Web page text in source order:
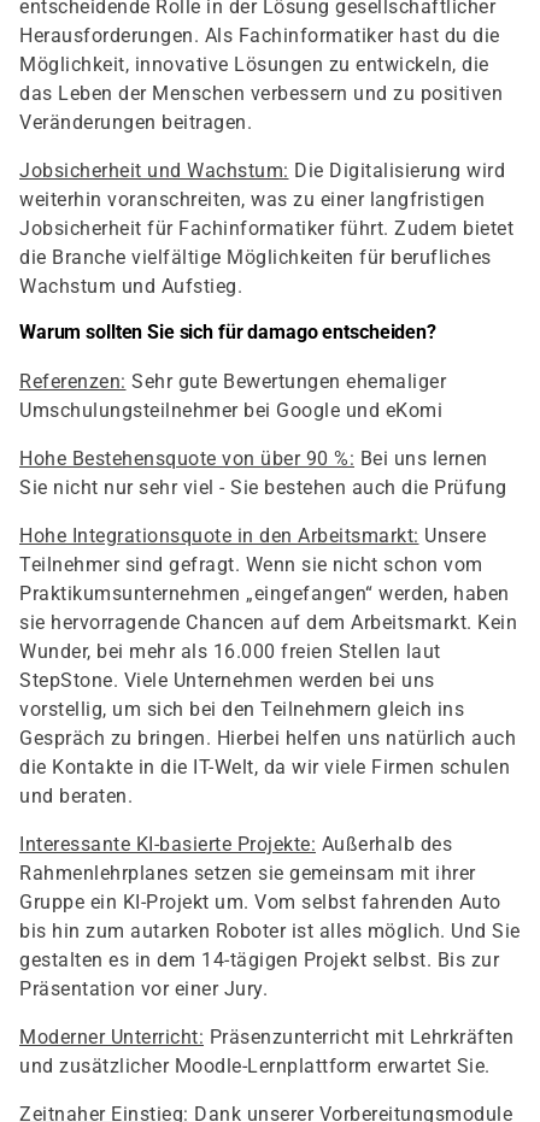
entscheidende Rolle in der Lösung gesellschaftlicher
Herausforderungen. Als Fachinformatiker hast du die
Möglichkeit, innovative Lösungen zu entwickeln, die
das Leben der Menschen verbessern und zu positiven
Veränderungen beitragen.
Jobsicherheit und Wachstum: Die Digitalisierung wird
weiterhin voranschreiten, was zu einer langfristigen
Jobsicherheit für Fachinformatiker führt. Zudem bietet
die Branche vielfältige Möglichkeiten für berufliches
Wachstum und Aufstieg.
Warum sollten Sie sich für damago entscheiden?
Referenzen: Sehr gute Bewertungen ehemaliger
Umschulungsteilnehmer bei Google und eKomi
Hohe Bestehensquote von über 90 %: Bei uns lernen
Sie nicht nur sehr viel - Sie bestehen auch die Prüfung
Hohe Integrationsquote in den Arbeitsmarkt: Unsere
Teilnehmer sind gefragt. Wenn sie nicht schon vom
Praktikumsunternehmen „eingefangen“ werden, haben
sie hervorragende Chancen auf dem Arbeitsmarkt. Kein
Wunder, bei mehr als 16.000 freien Stellen laut
StepStone. Viele Unternehmen werden bei uns
vorstellig, um sich bei den Teilnehmern gleich ins
Gespräch zu bringen. Hierbei helfen uns natürlich auch
die Kontakte in die IT-Welt, da wir viele Firmen schulen
und beraten.
Interessante KI-basierte Projekte: Außerhalb des
Rahmenlehrplanes setzen sie gemeinsam mit ihrer
Gruppe ein KI-Projekt um. Vom selbst fahrenden Auto
bis hin zum autarken Roboter ist alles möglich. Und Sie
gestalten es in dem 14-tägigen Projekt selbst. Bis zur
Präsentation vor einer Jury.
Moderner Unterricht: Präsenzunterricht mit Lehrkräften
und zusätzlicher Moodle-Lernplattform erwartet Sie.
Zeitnaher Einstieg: Dank unserer Vorbereitungsmodule